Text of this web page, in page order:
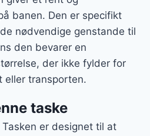
banen. Den er specifikt
nødvendige genstande til
den bevarer en
der ikke fylder for
eller transporten.
taske
Tasken er designet til at